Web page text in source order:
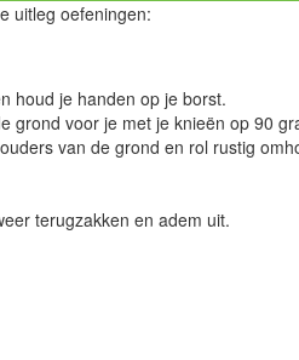
uitleg oefeningen:
houd je handen op je borst.
grond voor je met je knieën op 90
van de grond en rol rustig
terugzakken en adem uit.